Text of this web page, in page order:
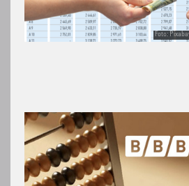
Foto: